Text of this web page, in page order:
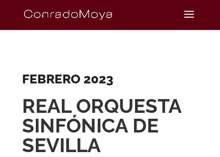
FEBRERO 2023
REAL ORQUESTA
SINFÓNICA DE
SEVILLA